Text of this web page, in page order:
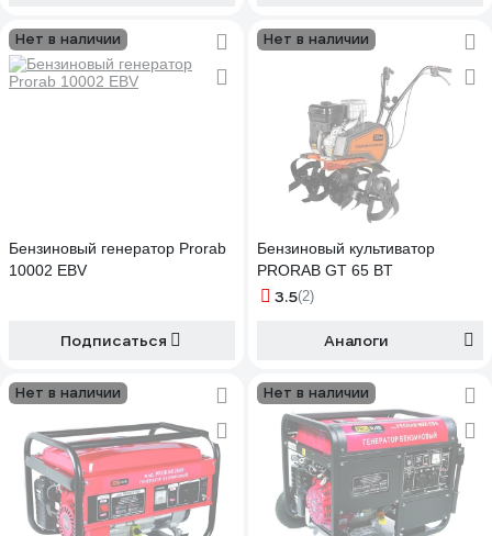
Нет в наличии
Бензиновый генератор Prorab
10002 EBV
Подписаться
Нет в наличии
Бензиновый культиватор
PRORAB GT 65 BT
3.5(2)
Аналоги
Нет в наличии Нет в наличии